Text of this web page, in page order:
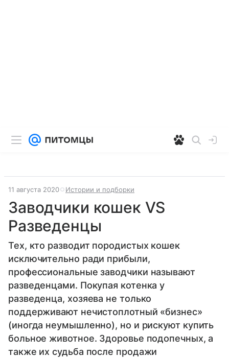
11 августа 2020 Истории и подборки
Заводчики кошек VS
Разведенцы
Тех, кто разводит породистых кошек
исключительно ради прибыли,
профессиональные заводчики называют
разведенцами. Покупая котенка у
разведенца, хозяева не только
поддерживают нечистоплотный «бизнес»
(иногда неумышленно), но и рискуют купить
больное животное. Здоровье подопечных, а
также их судьба после продажи